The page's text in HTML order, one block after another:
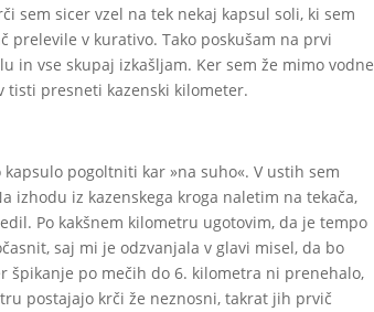
sem sicer vzel na tek nekaj kapsul soli, ki sem
v kurativo. Tako poskušam na prvi
in vse skupaj izkašljam. Ker sem že mimo vodne
tisti presneti kazenski kilometer.
pogoltniti kar »na suho«. V ustih sem
izhodu iz kazenskega kroga naletim na tekača,
Po kakšnem kilometru ugotovim, da je tempo
saj mi je odzvanjala v glavi misel, da bo
špikanje po mečih do 6. kilometra ni prenehalo,
postajajo krči že neznosni, takrat jih prvič